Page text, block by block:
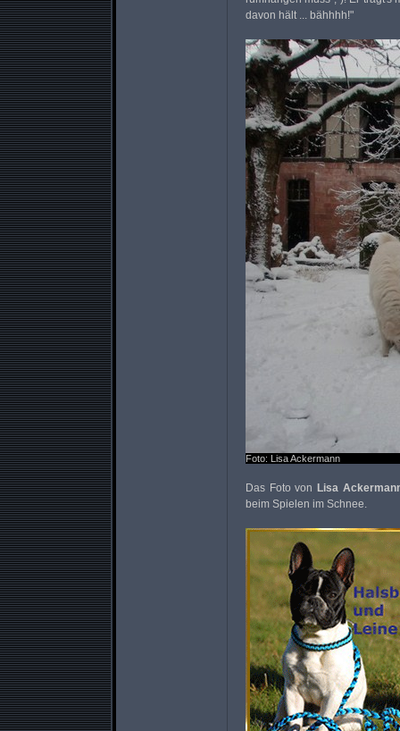
davon hält ... bähhhh!"
Foto: Lisa Ackermann
Das Foto von Lisa
beim Spielen im Schnee.